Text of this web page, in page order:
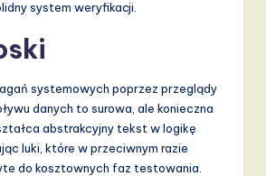
system weryfikacji.
systemowych poprzez przeglądy
danych to surowa, ale konieczna
abstrakcyjny tekst w logikę
luki, które w przeciwnym razie
do kosztownych faz testowania.